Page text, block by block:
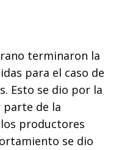
terminaron la
para el caso de
Esto se dio por la
de la
productores
se dio